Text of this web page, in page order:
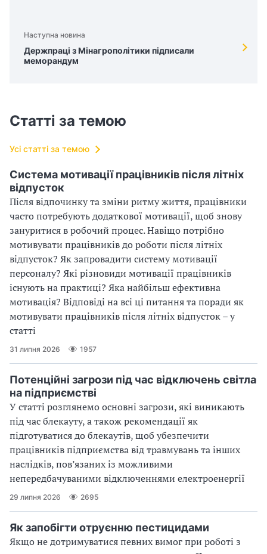
Наступна новина
Держпраці з Мінагрополітики підписали
меморандум
Статті за темою
Усі статті за темою
Система мотивації працівників після літніх
відпусток
Після відпочинку та зміни ритму життя, працівники
часто потребують додаткової мотивації, щоб знову
зануритися в робочий процес. Навіщо потрібно
мотивувати працівників до роботи після літніх
відпусток? Як запровадити систему мотивації
персоналу? Які різновиди мотивації працівників
існують на практиці? Яка найбільш ефективна
мотивація? Відповіді на всі ці питання та поради як
мотивувати працівників після літніх відпусток – у
статті
31 липня 2026 1957
Потенційні загрози під час відключень світла
на підприємстві
У статті розглянемо основні загрози, які виникають
під час блекауту, а також рекомендації як
підготуватися до блекаутів, щоб убезпечити
працівників підприємства від травмувань та інших
наслідків, пов’язаних із можливими
непередбачуваними відключеннями електроенергії
29 липня 2026 2695
Як запобігти отруєнню пестицидами
Якщо не дотримуватися певних вимог при роботі з